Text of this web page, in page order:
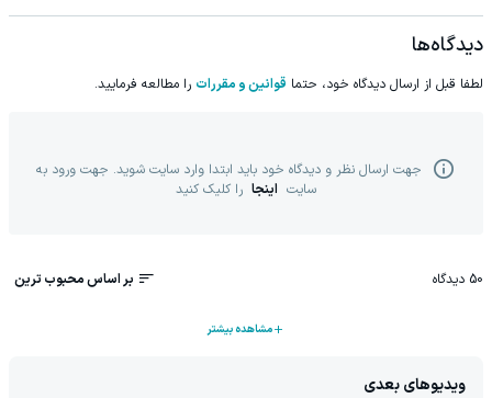
دیدگاه‌ها
لطفا قبل از ارسال دیدگاه خود، حتما قوانین و مقررات را مطالعه فرمایید.
جهت ارسال نظر و دیدگاه خود باید ابتدا وارد سایت شوید. جهت ورود به
سایت اینجا را کلیک کنید
50 دیدگاه بر اساس محبوب ترین
مشاهده بیشتر
ویدیوهای بعدی